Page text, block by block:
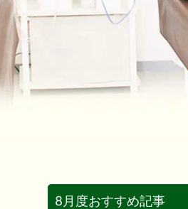
8月度おすすめ記事